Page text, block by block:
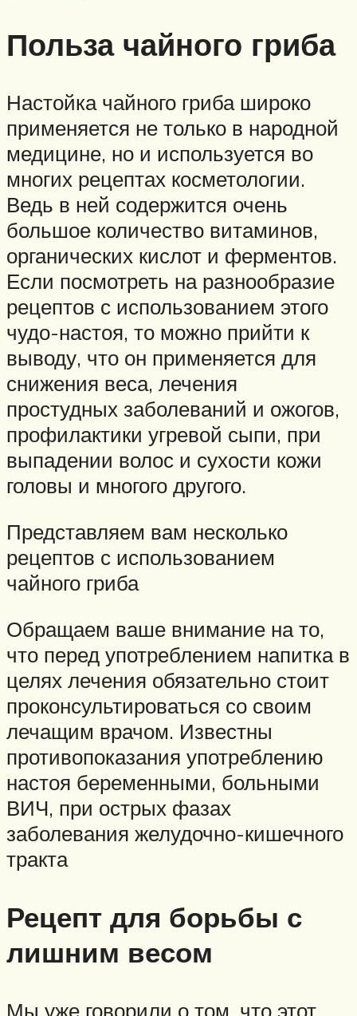
Польза чайного гриба
Настойка чайного гриба широко
применяется не только в народной
медицине, но и используется во
многих рецептах косметологии.
Ведь в ней содержится очень
большое количество витаминов,
органических кислот и ферментов.
Если посмотреть на разнообразие
рецептов с использованием этого
чудо-настоя, то можно прийти к
выводу, что он применяется для
снижения веса, лечения
простудных заболеваний и ожогов,
профилактики угревой сыпи, при
выпадении волос и сухости кожи
головы и многого другого.
Представляем вам несколько
рецептов с использованием
чайного гриба
Обращаем ваше внимание на то,
что перед употреблением напитка в
целях лечения обязательно стоит
проконсультироваться со своим
лечащим врачом. Известны
противопоказания употреблению
настоя беременными, больными
ВИЧ, при острых фазах
заболевания желудочно-кишечного
тракта
Рецепт для борьбы с
лишним весом
Мы уже говорили о том, что этот